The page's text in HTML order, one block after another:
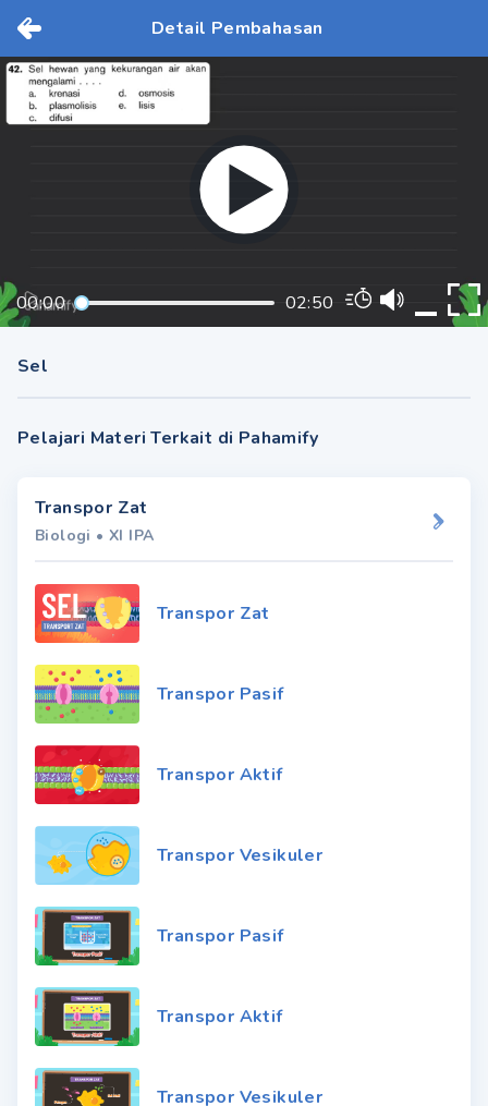
Detail Pembahasan
00:00 02:50
Sel
Pelajari Materi Terkait di Pahamify
Transpor Zat
Biologi •XI IPA
Transpor Zat
Transpor Pasif
Transpor Aktif
Transpor Vesikuler
Transpor Pasif
Transpor Aktif
Transpor Vesikuler